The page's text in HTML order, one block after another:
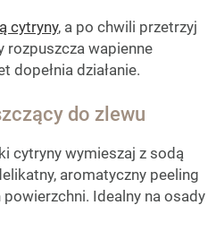
cytryny, a po chwili przetrzyj
rozpuszcza wapienne
dopełnia działanie.
do zlewu
cytryny wymieszaj z sodą
aromatyczny peeling
Idealny na osady